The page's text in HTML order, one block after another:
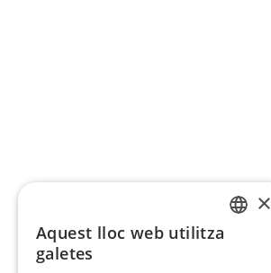
×
Aquest lloc web utilitza
galetes